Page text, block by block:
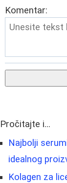
Komentar:
Pročitajte i...
Najbolji
idealnog
Kolagen za